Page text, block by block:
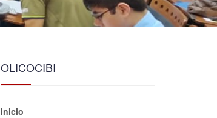
OLICOCIBI
Inicio